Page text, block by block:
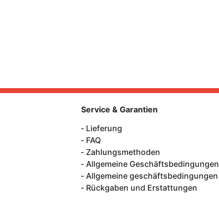
Service & Garantien
Lieferung
FAQ
Zahlungsmethoden
Allgemeine Geschäftsbedingungen
Allgemeine geschäftsbedingungen
Rückgaben und Erstattungen